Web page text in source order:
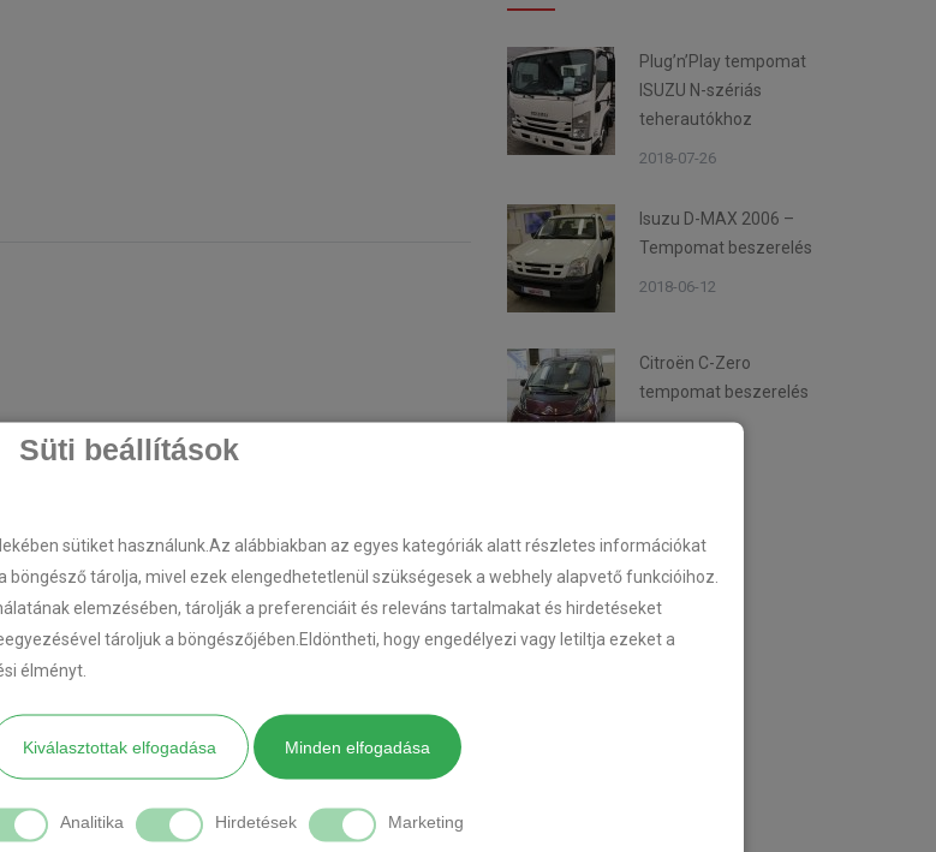
Süti beállítások
sütiket használunk.Az alábbiakban az egyes kategóriák alatt részletes információkat
tárolja, mivel ezek elengedhetetlenül szükségesek a webhely alapvető funkcióihoz.
elemzésében, tárolják a preferenciáit és releváns tartalmakat és hirdetéseket
tároljuk a böngészőjében.Eldöntheti, hogy engedélyezi vagy letiltja ezeket a
élményt.
Kiválasztottak elfogadása Minden elfogadása
Analitika Hirdetések Marketing
Plug’n’Play tempomat
ISUZU N-szériás
teherautókhoz
2018-07-26
Isuzu D-MAX 2006 –
Tempomat beszerelés
2018-06-12
Citroën C-Zero
tempomat beszerelés